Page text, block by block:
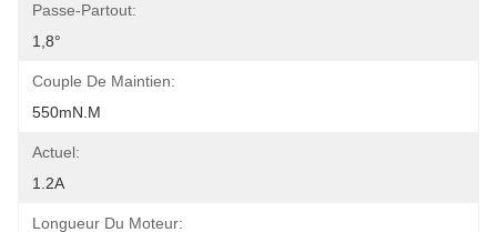
Passe-Partout:
1,8°
Couple De Maintien:
550mN.m
Actuel:
1.2A
Longueur Du Moteur: